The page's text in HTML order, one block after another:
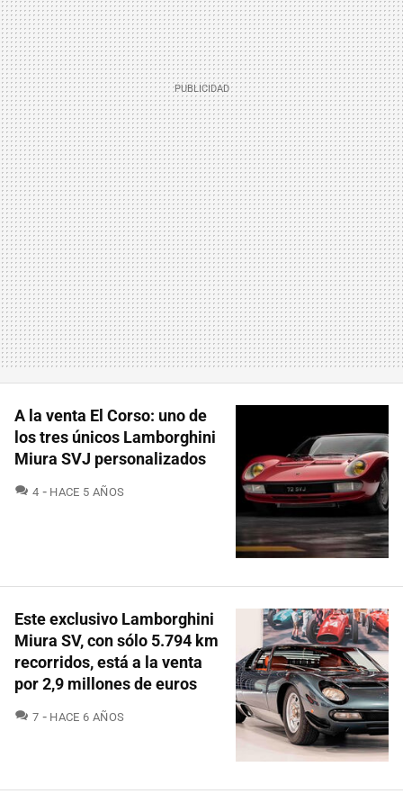
A la venta El Corso: uno de
los tres únicos Lamborghini
Miura SVJ personalizados
4 COMENTARIOS
HACE 5 AÑOS
Este exclusivo Lamborghini
Miura SV, con sólo 5.794 km
recorridos, está a la venta
por 2,9 millones de euros
7 COMENTARIOS
HACE 6 AÑOS